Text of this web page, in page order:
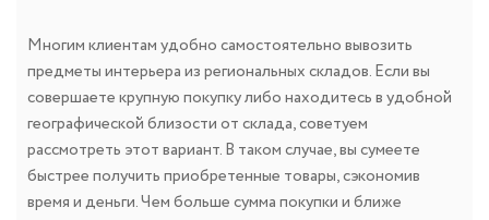
Многим клиентам удобно самостоятельно вывозить
предметы интерьера из региональных складов. Если вы
совершаете крупную покупку либо находитесь в удобной
географической близости от склада, советуем
рассмотреть этот вариант. В таком случае, вы сумеете
быстрее получить приобретенные товары, сэкономив
время и деньги. Чем больше сумма покупки и ближе